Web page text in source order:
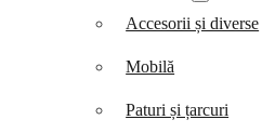
Accesorii și diverse
Mobilă
Paturi și țarcuri